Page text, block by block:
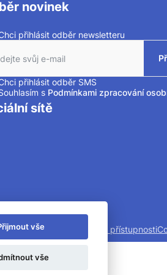
novinek
přihlásit odběr newsletteru
přihlásit odběr SMS
políčka souhlasíte se
s Podmínkami zpracování
sítě
soukromí Prohlášení o přístupnosti
vše
vše